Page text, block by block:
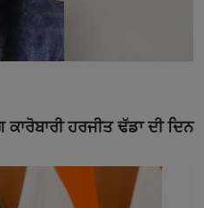
ਕਾਰੋਬਾਰੀ ਹਰਜੀਤ ਢੱਡਾ ਦੀ ਦਿਨ